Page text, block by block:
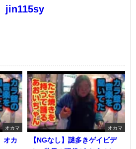
jin115sy
オカマ
オカ
オカマ
【NGなし】謎多きゲイビデ